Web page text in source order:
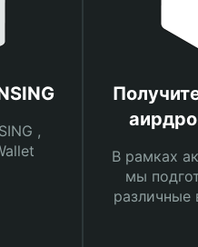
,
В рамках
мы
различные